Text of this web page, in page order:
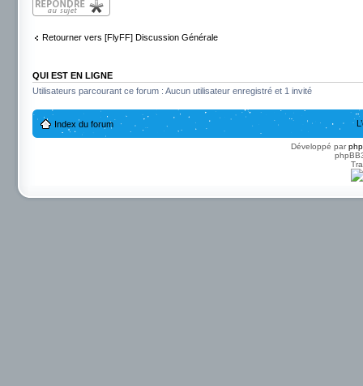
Retourner vers [FlyFF] Discussion Générale
QUI EST EN LIGNE
Utilisateurs parcourant ce forum : Aucun utilisateur enregistré et 1 invité
Index du forum
Développé par